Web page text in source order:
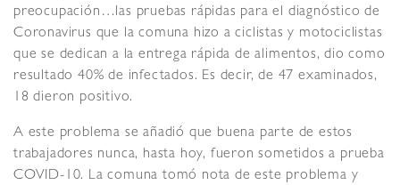
preocupación…las pruebas rápidas para el diagnóstico de
Coronavirus que la comuna hizo a ciclistas y motociclistas
que se dedican a la entrega rápida de alimentos, dio como
resultado 40% de infectados. Es decir, de 47 examinados,
18 dieron positivo.
A este problema se añadió que buena parte de estos
trabajadores nunca, hasta hoy, fueron sometidos a prueba
COVID-10. La comuna tomó nota de este problema y